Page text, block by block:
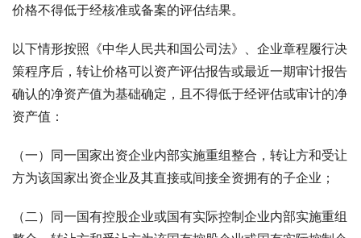
价格不得低于经核准或备案的评估结果。
以下情形按照《中华人民共和国公司法》、企业章程履行决
策程序后，转让价格可以资产评估报告或最近一期审计报告
确认的净资产值为基础确定，且不得低于经评估或审计的净
资产值：
（一）同一国家出资企业内部实施重组整合，转让方和受让
方为该国家出资企业及其直接或间接全资拥有的子企业；
（二）同一国有控股企业或国有实际控制企业内部实施重组